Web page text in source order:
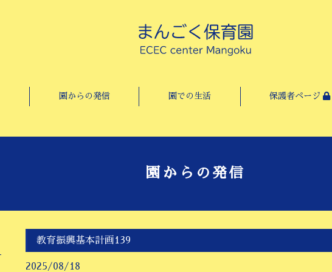
園からの発信 園での生活 保護者ページ
園からの発信
教育振興基本計画139
2025/08/18